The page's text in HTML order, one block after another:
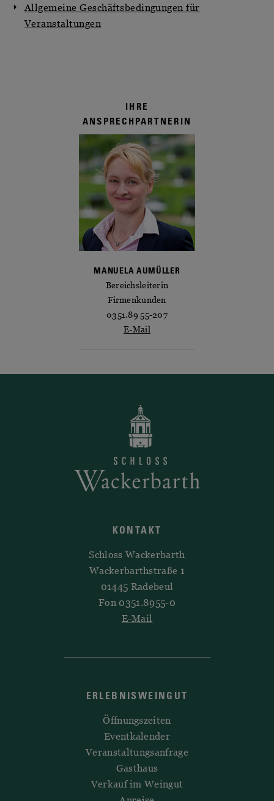
Allgemeine Geschäftsbedingungen für
Veranstaltungen
IHRE
ANSPRECHPARTNERIN
MANUELA AUMÜLLER
Bereichsleiterin
Firmenkunden
0351.89 55-207
E-Mail
KONTAKT
Schloss Wackerbarth
Wackerbarthstraße 1
01445 Radebeul
Fon 0351.8955-0
E-Mail
ERLEBNISWEINGUT
Öffnungszeiten
Eventkalender
Veranstaltungsanfrage
Gasthaus
Verkauf im Weingut